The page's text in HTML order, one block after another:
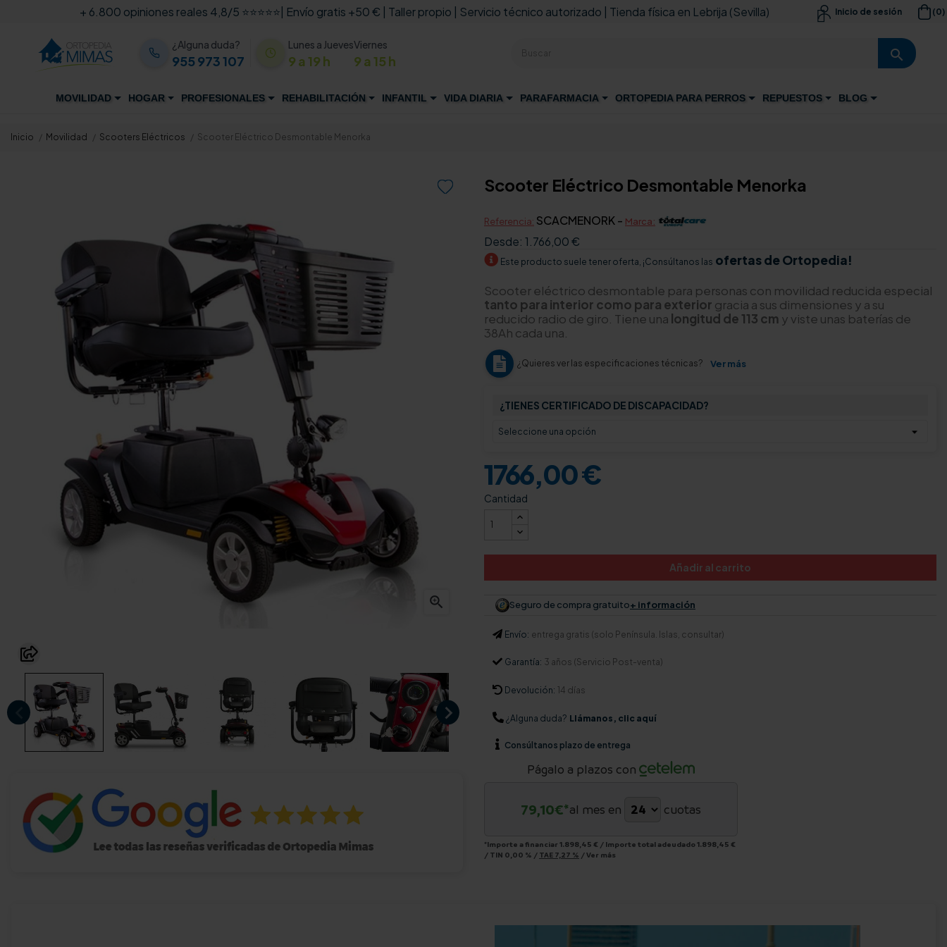
+ 6.800 opiniones reales 4,8/5 ⭐⭐⭐⭐⭐| Envío gratis +50 € | Taller propio | Servicio técnico autorizado | Tienda física en Lebrija (Sevilla)  Inicio de sesión (0)
¿Alguna duda?
955 973 107
Lunes a Jueves
9 a 19 h
Viernes
9 a 15 h search
MOVILIDAD HOGAR PROFESIONALES REHABILITACIÓN INFANTIL VIDA DIARIA PARAFARMACIA ORTOPEDIA PARA PERROS REPUESTOS BLOG
Inicio Movilidad Scooters Eléctricos Scooter Eléctrico Desmontable Menorka


Scooter Eléctrico Desmontable Menorka
Referencia: SCACMENORK - Marca:
Desde: 1.766,00 €
Este producto suele tener oferta, ¡Consúltanos las ofertas de Ortopedia!
Scooter eléctrico desmontable para personas con movilidad reducida especial
tanto para interior como para exterior gracia a sus dimensiones y a su
reducido radio de giro. Tiene una longitud de 113 cm y viste unas baterías de
38Ah cada una.
¿Quieres ver las especificaciones técnicas? Ver más
¿TIENES CERTIFICADO DE DISCAPACIDAD?
1766,00 €
Cantidad
Añadir al carrito
Seguro de compra gratuito+ información
Envío: entrega gratis (solo Península. Islas, consultar)
Garantía: 3 años (Servicio Post-venta)
Devolución: 14 días
¿Alguna duda? Llámanos, clic aquí
Consúltanos plazo de entrega
Págalo a plazos con
79,10€*al mes en cuotas
*Importe a financiar 1.898,45 € / Importe total adeudado1.898,45 €
/ TIN 0,00 % / TAE 7,27 % /Ver más